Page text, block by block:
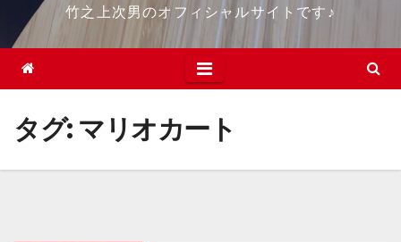
竹之上次男のオフィシャルサイトです♪
タグ: マリオカート